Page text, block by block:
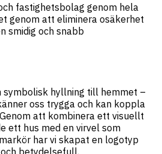
fastighetsbolag genom hela
genom att eliminera osäkerhet
smidig och snabb
symbolisk hyllning till hemmet –
oss trygga och kan koppla
att kombinera ett visuellt
ett hus med en virvel som
har vi skapat en logotyp
betydelsefull.